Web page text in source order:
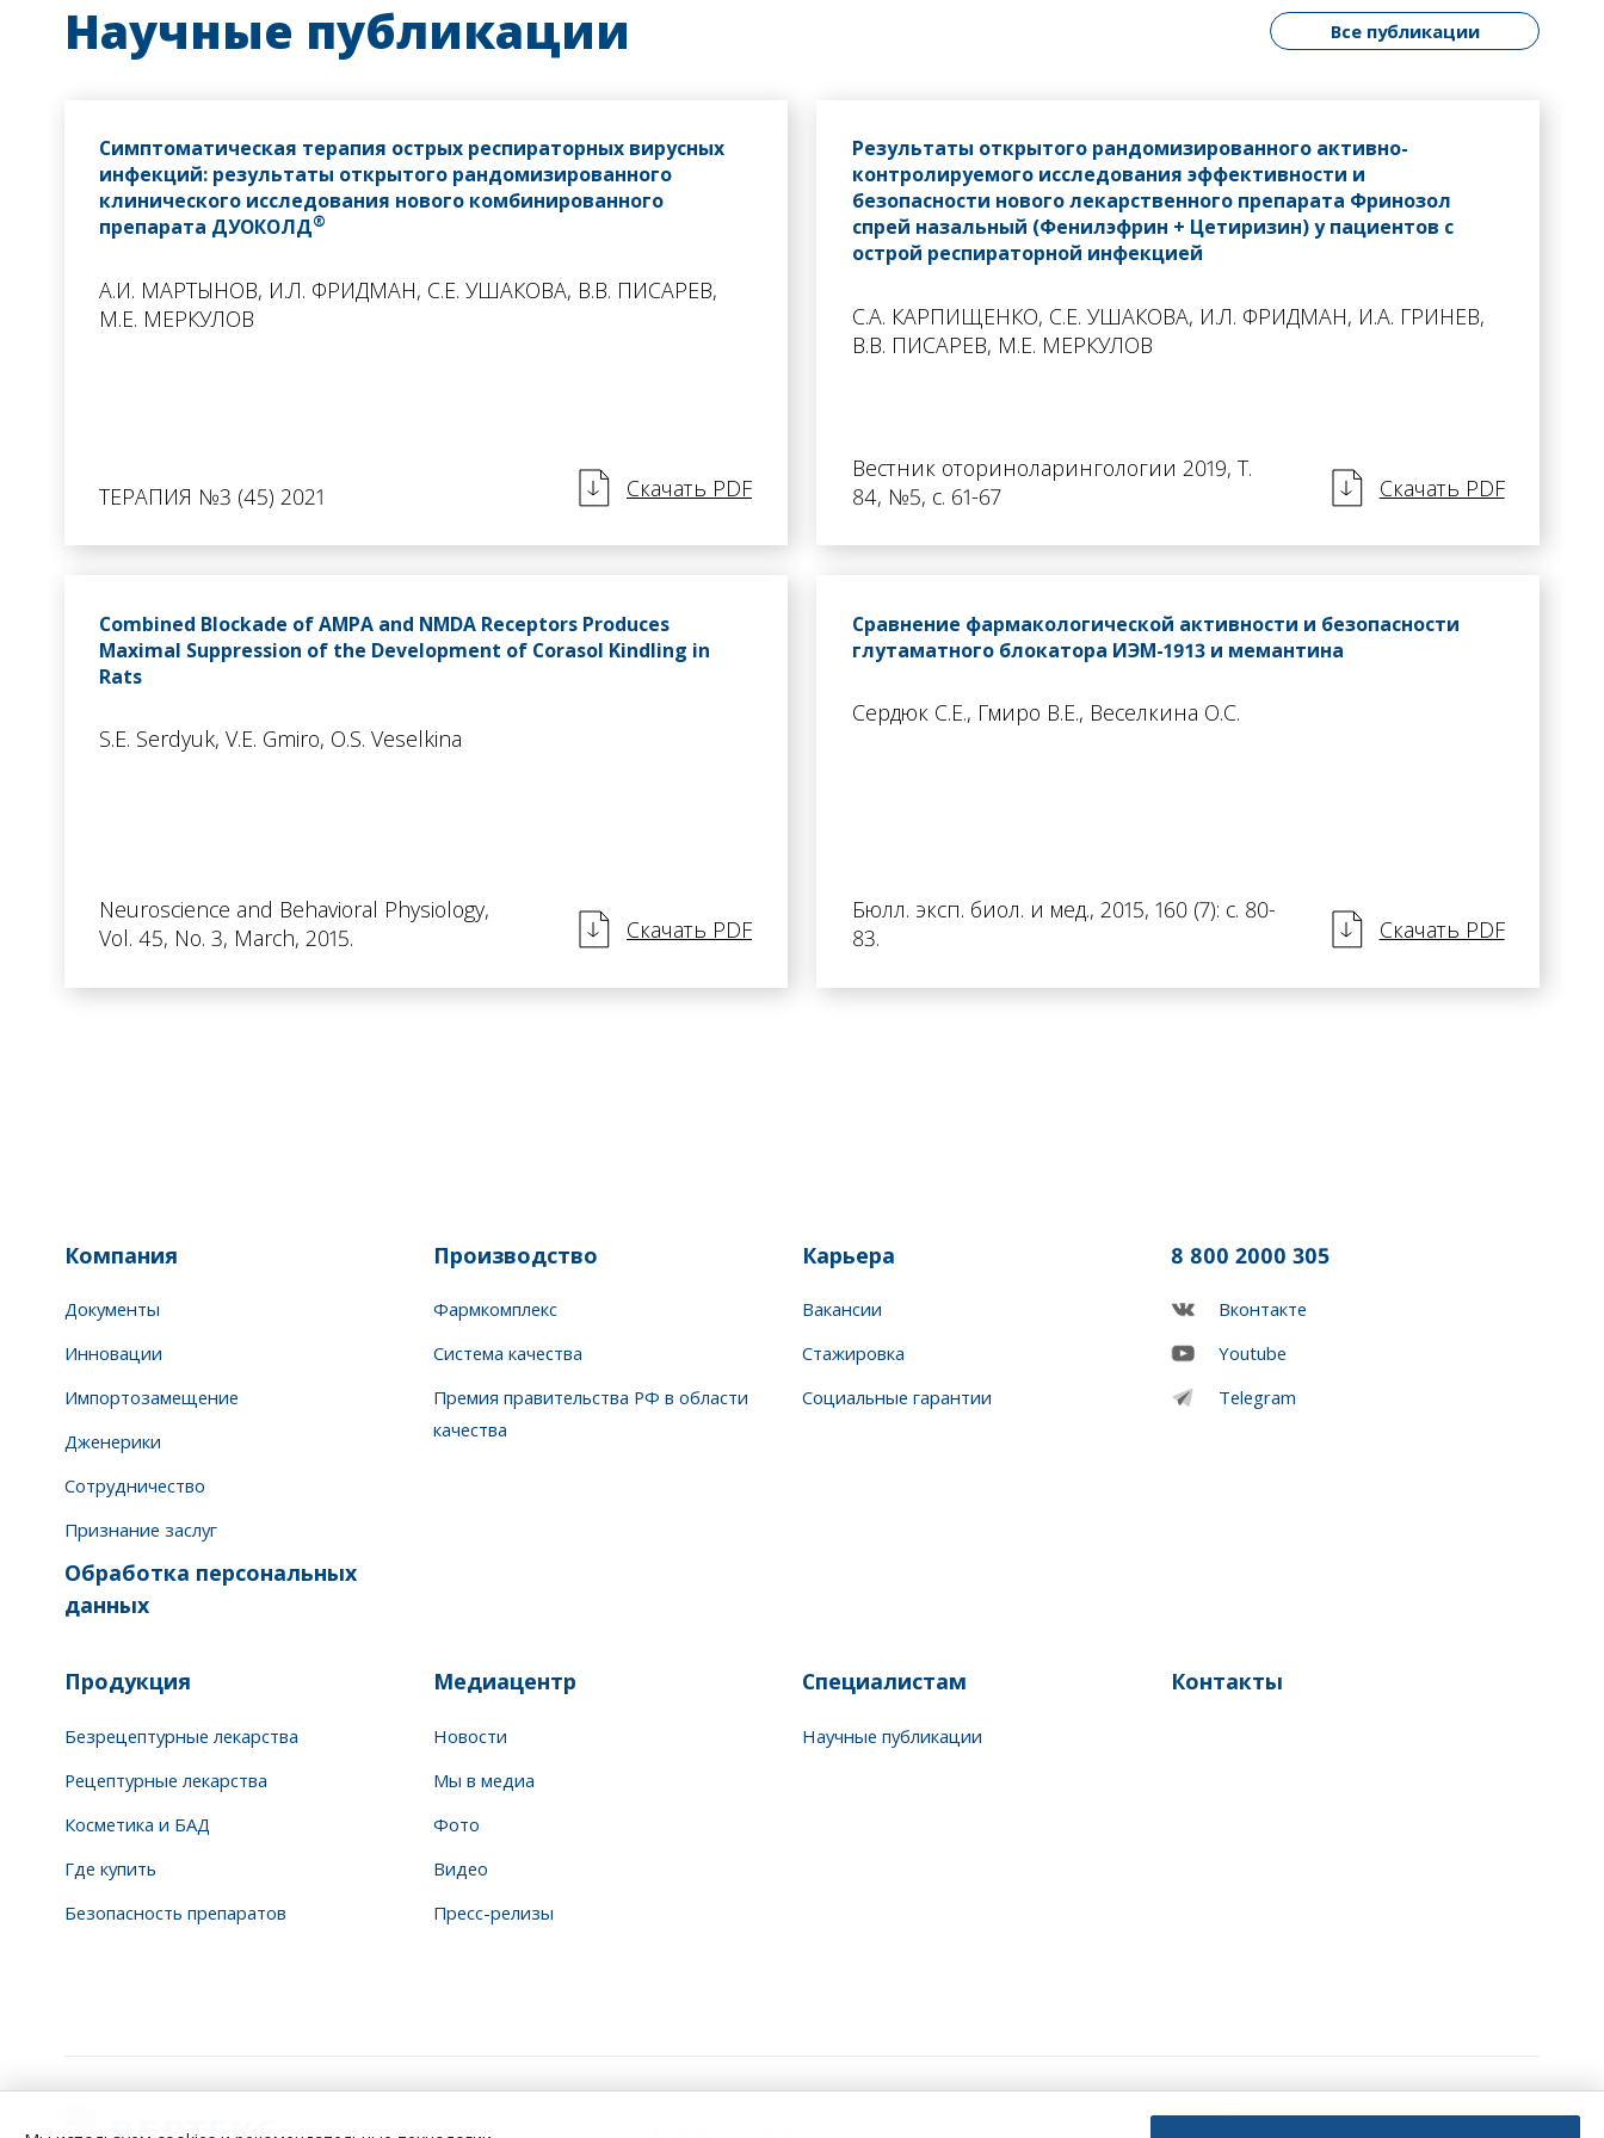
Научные публикации Все публикации
Симптоматическая терапия острых респираторных вирусных
инфекций: результаты открытого рандомизированного
клинического исследования нового комбинированного
препарата ДУОКОЛД®
А.И. МАРТЫНОВ, И.Л. ФРИДМАН, С.Е. УШАКОВА, В.В. ПИСАРЕВ,
М.Е. МЕРКУЛОВ
ТЕРАПИЯ №3 (45) 2021 Скачать PDF
Результаты открытого рандомизированного активно-
контролируемого исследования эффективности и
безопасности нового лекарственного препарата Фринозол
спрей назальный (Фенилэфрин + Цетиризин) у пациентов с
острой респираторной инфекцией
С.А. КАРПИЩЕНКО, С.Е. УШАКОВА, И.Л. ФРИДМАН, И.А. ГРИНЕВ,
В.В. ПИСАРЕВ, М.Е. МЕРКУЛОВ
Вестник оториноларингологии 2019, Т.
84, №5, с. 61-67
Скачать PDF
Combined Blockade of AMPA and NMDA Receptors Produces
Maximal Suppression of the Development of Corasol Kindling in
Rats
S.E. Serdyuk, V.E. Gmiro, O.S. Veselkina
Neuroscience and Behavioral Physiology,
Vol. 45, No. 3, March, 2015.
Скачать PDF
Сравнение фармакологической активности и безопасности
глутаматного блокатора ИЭМ-1913 и мемантина
Сердюк С.Е., Гмиро В.Е., Веселкина О.С.
Бюлл. эксп. биол. и мед., 2015, 160 (7): с. 80-
83.
Скачать PDF
Компания
Документы
Инновации
Импортозамещение
Дженерики
Сотрудничество
Признание заслуг
Обработка персональных
данных
Производство
Фармкомплекс
Система качества
Премия правительства РФ в области
качества
Карьера
Вакансии
Стажировка
Социальные гарантии
8 800 2000 305
Вконтакте
Youtube
Telegram
Продукция
Безрецептурные лекарства
Рецептурные лекарства
Косметика и БАД
Где купить
Безопасность препаратов
Медиацентр
Новости
Мы в медиа
Фото
Видео
Пресс-релизы
Специалистам
Научные публикации
Контакты